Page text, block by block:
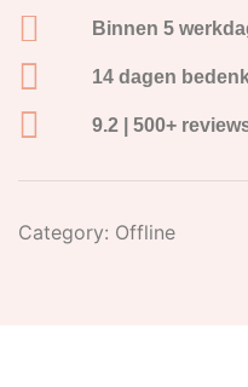
Binnen 5
14 dagen
9.2 | 500+
Category: Offline